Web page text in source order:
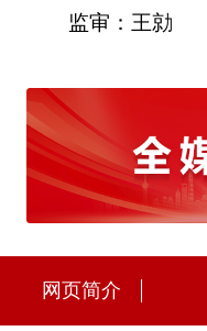
监审：王勍
网页简介